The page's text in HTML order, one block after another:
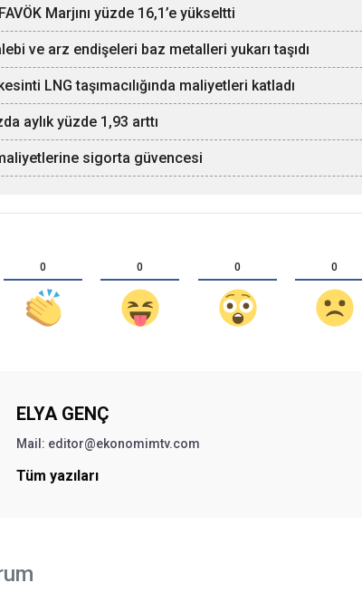
Marjını yüzde 16,1’e yükseltti
ve arz endişeleri baz metalleri yukarı taşıdı
LNG taşımacılığında maliyetleri katladı
aylık yüzde 1,93 arttı
sigorta güvencesi
0 0 0 0
ELYA GENÇ
Mail: editor@ekonomimtv.com
Tüm yazıları